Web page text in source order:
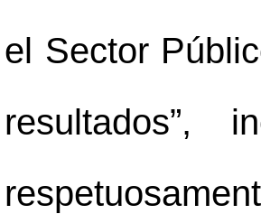
el Sector
resultados”,